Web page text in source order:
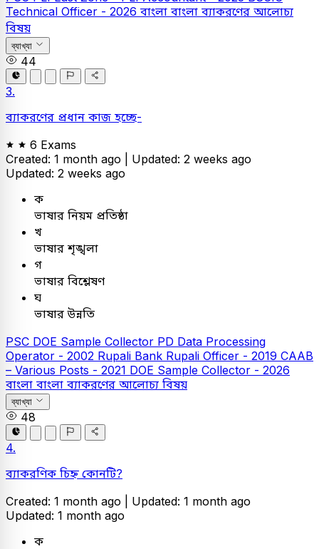
Technical Officer - 2026 বাংলা বাংলা ব্যাকরণের আলোচ্য
বিষয়
ব্যাখ্যা
44
3.
ব্যাকরণের প্রধান কাজ হচ্ছে-
6 Exams
Created: 1 month ago | Updated: 2 weeks ago
Updated: 2 weeks ago
ক
ভাষার নিয়ম প্রতিষ্ঠা
খ
ভাষার শৃঙ্খলা
গ
ভাষার বিশ্লেষণ
ঘ
ভাষার উন্নতি
PSC DOE Sample Collector PD Data Processing
Operator - 2002 Rupali Bank Rupali Officer - 2019 CAAB
– Various Posts - 2021 DOE Sample Collector - 2026
বাংলা বাংলা ব্যাকরণের আলোচ্য বিষয়
ব্যাখ্যা
48
4.
ব্যাকরণিক চিহ্ন কোনটি?
Created: 1 month ago | Updated: 1 month ago
Updated: 1 month ago
ক